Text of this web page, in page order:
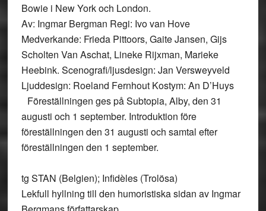
Bowie i New York och London.
Av: Ingmar Bergman Regi: Ivo van Hove
Medverkande: Frieda Pittoors, Gaite Jansen, Gijs
Scholten Van Aschat, Lineke Rijxman, Marieke
Heebink. Scenografi/ljusdesign: Jan Versweyveld
Ljuddesign: Roeland Fernhout Kostym: An D’Huys
Föreställningen ges på Subtopia, Alby, den 31
augusti och 1 september. Introduktion före
föreställningen den 31 augusti och samtal efter
föreställningen den 1 september.
tg STAN (Belgien); Infidèles (Trolösa)
Lekfull hyllning till den humoristiska sidan av Ingmar